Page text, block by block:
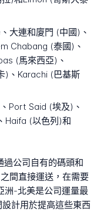
大連和廈門 (中國)、
Chabang (泰國)、
(馬來西亞)、
)、Karachi (巴基斯
Port Said (埃及)、
Haifa (以色列)和
公司自有的碼頭和
間直接運送，在需要
洲-北美是公司運量最
計用於提高這些東西